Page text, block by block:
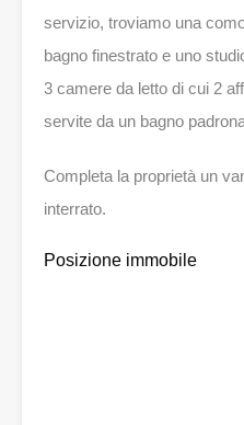
servizio, troviamo una
bagno finestrato e uno
3 camere da letto di cui 2
servite da un bagno
Completa la proprietà un
interrato.
Posizione immobile